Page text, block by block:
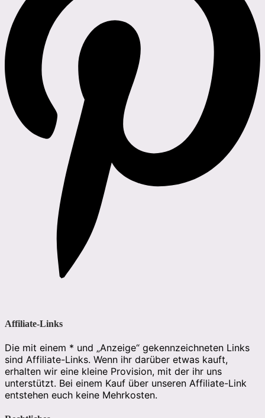
Affiliate-Links
Die mit einem * und „Anzeige“ gekennzeichneten Links
sind Affiliate-Links. Wenn ihr darüber etwas kauft,
erhalten wir eine kleine Provision, mit der ihr uns
unterstützt. Bei einem Kauf über unseren Affiliate-Link
entstehen euch keine Mehrkosten.